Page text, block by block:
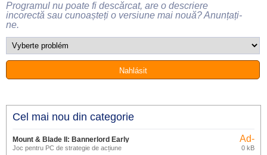
Programul nu poate fi descărcat, are o descriere
incorectă sau cunoașteți o versiune mai nouă? Anunțați-
ne.
Cel mai nou din categorie
Mount & Blade II: Bannerlord Early
Access
Joc pentru PC de strategie de acțiune
Ad-
supported
0 kB